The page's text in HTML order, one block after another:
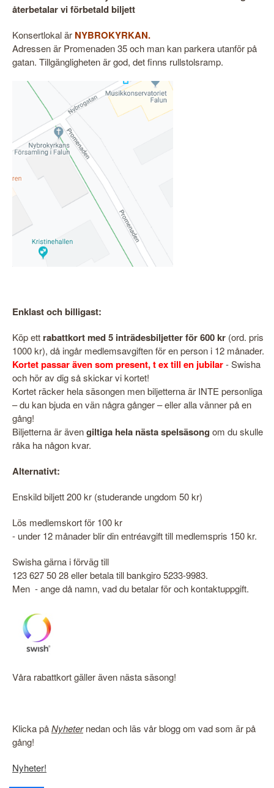
återbetalar vi förbetald biljett
Konsertlokal är NYBROKYRKAN.
Adressen är Promenaden 35 och man kan parkera utanför på
gatan. Tillgängligheten är god, det finns rullstolsramp.
Enklast och billigast:
Köp ett rabattkort med 5 inträdesbiljetter för 600 kr (ord. pris
1000 kr), då ingår medlemsavgiften för en person i 12 månader.
Kortet passar även som present, t ex till en jubilar- Swisha
och hör av dig så skickar vi kortet!
Kortet räcker hela säsongen men biljetterna är INTE personliga
– du kan bjuda en vän några gånger – eller alla vänner på en
gång!
Biljetterna är ävengiltiga hela nästa spelsäsong om du skulle
råka ha någon kvar.
Alternativt:
Enskild biljett 200 kr (studerande ungdom 50 kr)
Lös medlemskort för 100 kr
- under 12 månader blir din entréavgift till medlemspris 150 kr.
Swisha gärna i förväg till
123 627 50 28 eller betala till bankgiro 5233-9983.
Men - ange då namn, vad du betalar för och kontaktuppgift.
Våra rabattkort gäller även nästa säsong!
Klicka påNyheternedan och läs vår blogg om vad som är på
gång!
Nyheter!